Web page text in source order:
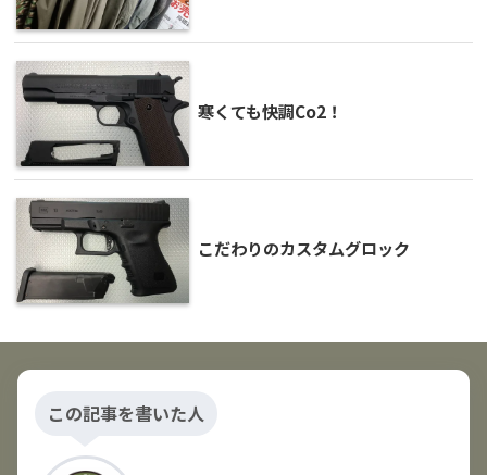
寒くても快調Co2！
こだわりのカスタムグロック
この記事を書いた人